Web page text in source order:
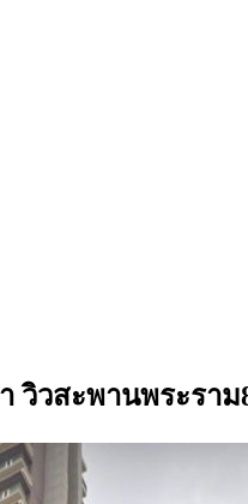
วิวสะพานพระราม